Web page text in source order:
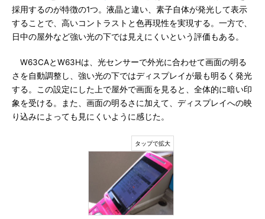
採用するのが特徴の1つ。液晶と違い、素子自体が発光して表示
することで、高いコントラストと色再現性を実現する。一方で、
日中の屋外など強い光の下では見えにくいという評価もある。
W63CAとW63Hは、光センサーで外光に合わせて画面の明る
さを自動調整し、強い光の下ではディスプレイが最も明るく発光
する。この設定にした上で屋外で画面を見ると、全体的に暗い印
象を受ける。また、画面の明るさに加えて、ディスプレイへの映
り込みによっても見にくいように感じた。